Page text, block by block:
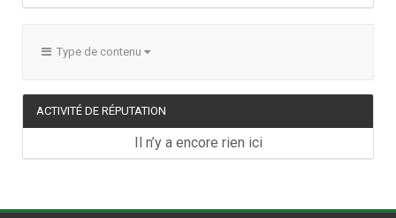
Type de contenu
ACTIVITÉ DE RÉPUTATION
Il n’y a encore rien ici